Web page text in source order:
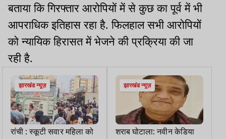
बताया कि गिरफ्तार आरोपियों में से कुछ का पूर्व में भी
आपराधिक इतिहास रहा है. फिलहाल सभी आरोपियों
को न्यायिक हिरासत में भेजने की प्रक्रिया की जा
रही है.
झारखंड न्यूज़
रांची : स्कूटी सवार महिला को
झारखंड न्यूज़
शराब घोटाला: नवीन केडिया